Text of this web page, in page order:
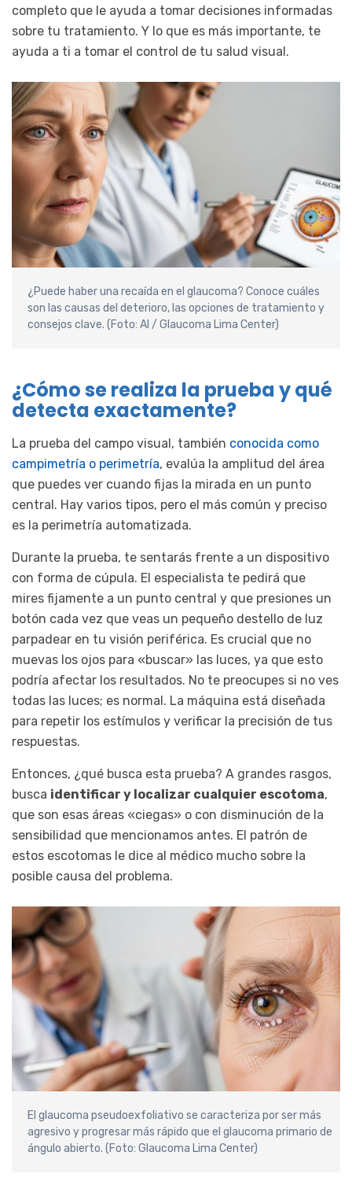
completo que le ayuda a tomar decisiones informadas
sobre tu tratamiento. Y lo que es más importante, te
ayuda a ti a tomar el control de tu salud visual.
¿Puede haber una recaída en el glaucoma? Conoce cuáles
son las causas del deterioro, las opciones de tratamiento y
consejos clave. (Foto: AI / Glaucoma Lima Center)
¿Cómo se realiza la prueba y qué
detecta exactamente?
La prueba del campo visual, también conocida como
campimetría o perimetría, evalúa la amplitud del área
que puedes ver cuando fijas la mirada en un punto
central. Hay varios tipos, pero el más común y preciso
es la perimetría automatizada.
Durante la prueba, te sentarás frente a un dispositivo
con forma de cúpula. El especialista te pedirá que
mires fijamente a un punto central y que presiones un
botón cada vez que veas un pequeño destello de luz
parpadear en tu visión periférica. Es crucial que no
muevas los ojos para «buscar» las luces, ya que esto
podría afectar los resultados. No te preocupes si no ves
todas las luces; es normal. La máquina está diseñada
para repetir los estímulos y verificar la precisión de tus
respuestas.
Entonces, ¿qué busca esta prueba? A grandes rasgos,
busca identificar y localizar cualquier escotoma,
que son esas áreas «ciegas» o con disminución de la
sensibilidad que mencionamos antes. El patrón de
estos escotomas le dice al médico mucho sobre la
posible causa del problema.
El glaucoma pseudoexfoliativo se caracteriza por ser más
agresivo y progresar más rápido que el glaucoma primario de
ángulo abierto. (Foto: Glaucoma Lima Center)